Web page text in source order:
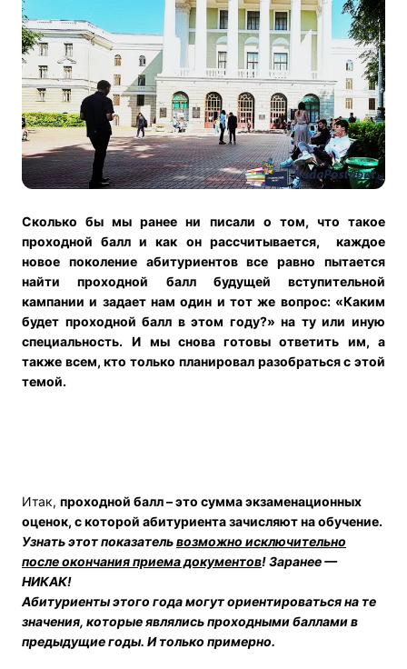
Сколько бымы ранее ни писали о том, что такое
проходной балл и как он рассчитывается, каждое
новое поколение абитуриентов все равно пытается
найти проходной балл будущей вступительной
кампании и задает нам один и тот же вопрос: «Каким
будет проходной балл в этом году?» на ту или иную
специальность.
И мы снова готовы ответить им, а
также всем, кто только планировал разобраться с этой
темой.
Итак, проходной балл – это сумма экзаменационных
оценок, с которой абитуриента зачисляют на обучение.
Узнать этот показательвозможно исключительно
после окончания приема документов! Заранее —
НИКАК!
Абитуриенты этого года могут ориентироваться на те
значения, которые являлись проходными баллами в
предыдущие годы. И только примерно.